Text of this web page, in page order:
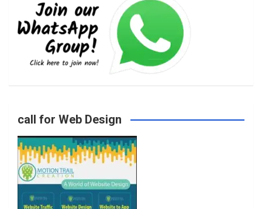
e
b
o
k
r
a
call for Web Design